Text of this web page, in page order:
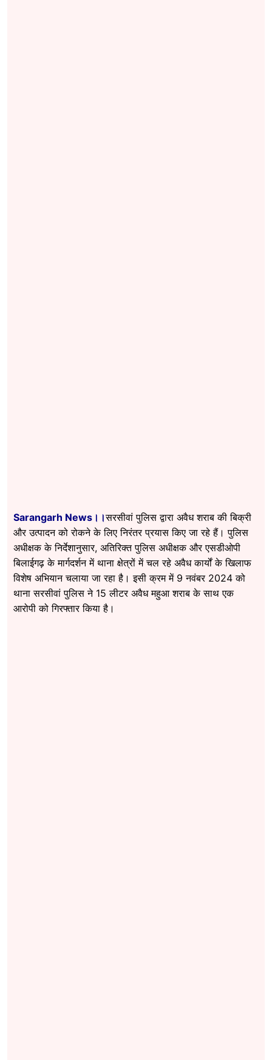
Sarangarh News।।सरसीवां पुलिस द्वारा अवैध शराब की बिक्री
और उत्पादन को रोकने के लिए निरंतर प्रयास किए जा रहे हैं। पुलिस
अधीक्षक के निर्देशानुसार, अतिरिक्त पुलिस अधीक्षक और एसडीओपी
बिलाईगढ़ के मार्गदर्शन में थाना क्षेत्रों में चल रहे अवैध कार्यों के खिलाफ
विशेष अभियान चलाया जा रहा है। इसी क्रम में 9 नवंबर 2024 को
थाना सरसीवां पुलिस ने 15 लीटर अवैध महुआ शराब के साथ एक
आरोपी को गिरफ्तार किया है।